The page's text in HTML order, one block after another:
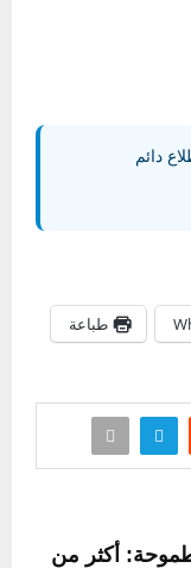
دائم
طباعة
أكثر من